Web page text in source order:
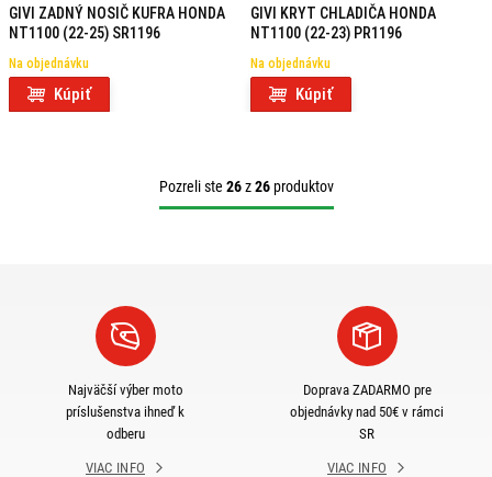
GIVI ZADNÝ NOSIČ KUFRA HONDA
NT1100 (22-25) SR1196
Na objednávku
Kúpiť
GIVI KRYT CHLADIČA HONDA
NT1100 (22-23) PR1196
Na objednávku
Kúpiť
Pozreli ste 26z26produktov
Najväčší výber moto
príslušenstva ihneď k
odberu
VIAC INFO
Doprava ZADARMO pre
objednávky nad 50€ v rámci
SR
VIAC INFO